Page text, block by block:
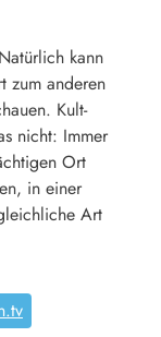
kann
zum anderen
Kult-
nicht: Immer
Ort
in einer
Art